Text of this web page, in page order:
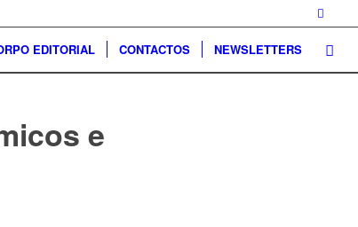
EDITORIAL CONTACTOS NEWSLETTERS
e